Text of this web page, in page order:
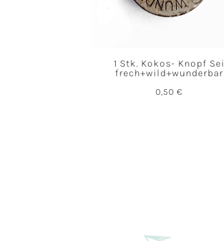
1 Stk. Kokos- Knopf Sei
frech+wild+wunderbar
0,50 €